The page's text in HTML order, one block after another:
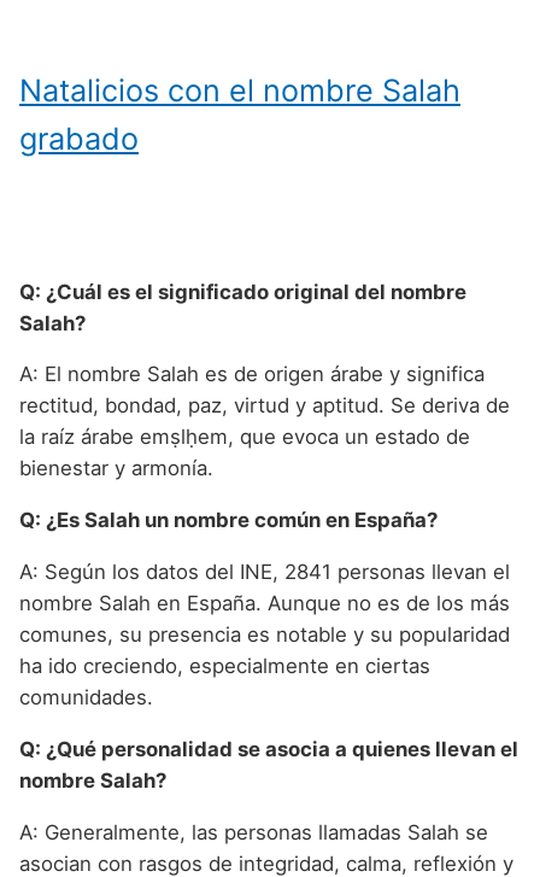
Natalicios con el nombre Salah
grabado
Q: ¿Cuál es el significado original del nombre
Salah?
A: El nombre Salah es de origen árabe y significa
rectitud, bondad, paz, virtud y aptitud. Se deriva de
la raíz árabe emṣlḥem, que evoca un estado de
bienestar y armonía.
Q: ¿Es Salah un nombre común en España?
A: Según los datos del INE, 2841 personas llevan el
nombre Salah en España. Aunque no es de los más
comunes, su presencia es notable y su popularidad
ha ido creciendo, especialmente en ciertas
comunidades.
Q: ¿Qué personalidad se asocia a quienes llevan el
nombre Salah?
A: Generalmente, las personas llamadas Salah se
asocian con rasgos de integridad, calma, reflexión y